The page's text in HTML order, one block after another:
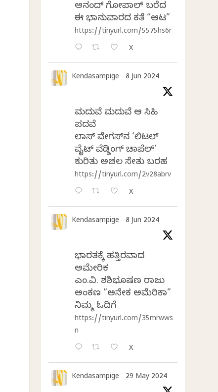
ಆನಂದ್‌ ಗೋಪಾಲ್‌ ಬರೆದ
ಈ ಭಾನುವಾರದ ಕತೆ “ಆಟ”
https://tinyurl.com/5575hs6r
X
Kendasampige 8 Jun 2024
ಮದುವೆ ಮದುವೆ ಆ ಸಿಹಿ
ಪದವೆ
ಲಾಸ್‌ ವೇಗಸ್‌ನ ‘ಲಿಟಲ್
ವೈಟ್ ವೆಡ್ಡಿಂಗ್ ಚಾಪೆಲ್’
ಕುರಿತು ಅಚಲ ಸೇತು ಬರಹ
https://tinyurl.com/2v28abrv
X
Kendasampige 8 Jun 2024
ಭಾರತಕ್ಕೆ ಹತ್ತಿರವಾದ
ಅಮೇರಿಕ
ಎಂ.ವಿ. ಶಶಿಭೂಷಣ ರಾಜು
ಅಂಕಣ “ಅನೇಕ ಅಮೆರಿಕಾ”
ನಿಮ್ಮ ಓದಿಗೆ
https://tinyurl.com/35mrwws
n
X
Kendasampige 29 May 2024